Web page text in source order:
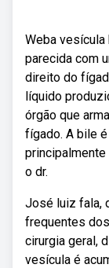
Weba vesícula
parecida com
direito do
líquido
órgão que
fígado. A bile
o dr.
José luiz fala,
frequentes
cirurgia geral,
vesícula é